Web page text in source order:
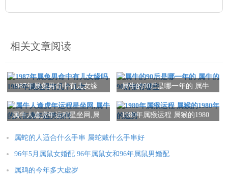
本文： 属羊女的婚配属相 属羊女婚配属相排行
相关文章阅读
1987年属兔男命中有儿女缘
属牛的90后是哪一年的 属牛
属牛人逢虎年运程星坐网,属
1980年属猴运程 属猴的1980
属蛇的人适合什么手串 属蛇戴什么手串好
96年5月属鼠女婚配 96年属鼠女和96年属鼠男婚配
属鸡的今年多大虚岁